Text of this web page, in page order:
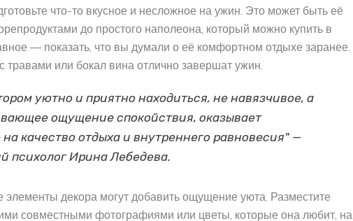
что-то вкусное и несложное на ужин. Это может быть её
до простого наполеона, который можно купить в
— показать, что вы думали о её комфортном отдыхе заранее.
травами или бокал вина отлично завершат ужин.
уютно и приятно находиться, не навязчивое, а
ощущение спокойствия, оказывает
качество отдыха и внутреннего равновесия" —
психолог Ирина Лебедева.
декора могут добавить ощущение уюта. Разместите
совместными фотографиями или цветы, которые она любит, на